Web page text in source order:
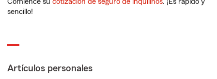
sencillo!
Artículos personales